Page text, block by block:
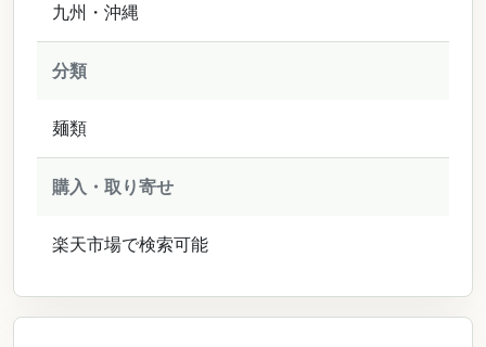
九州・沖縄
分類
麺類
購入・取り寄せ
楽天市場で検索可能